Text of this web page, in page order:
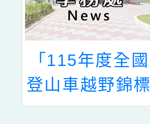
「115年度全國
登山車越野錦標
賽暨國手選拔